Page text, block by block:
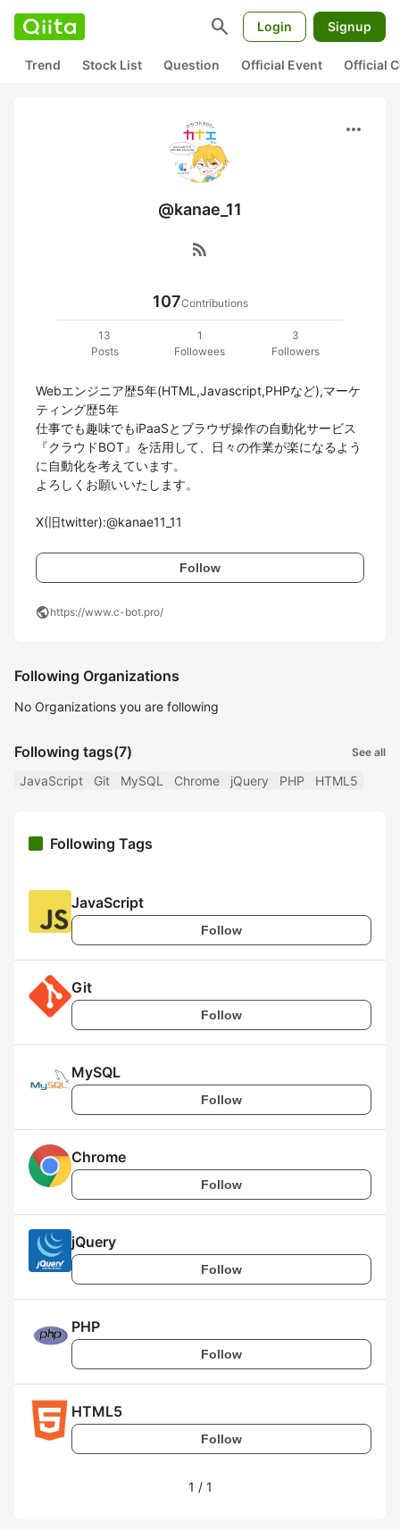
search Login Signup
Trend Stock List Question Official Event Official
more_horiz
@kanae_11
rss_feed
107Contributions
13
Posts
1
Followees
3
Followers
Webエンジニア歴5年(HTML,Javascript,PHPなど),マーケ
ティング歴5年
仕事でも趣味でもiPaaSとブラウザ操作の自動化サービス
『クラウドBOT』を活用して、日々の作業が楽になるよう
に自動化を考えています。
よろしくお願いいたします。
X(旧twitter):@kanae11_11
Follow
publichttps://www.c-bot.pro/
Following Organizations
No Organizations you are following
Following tags(7) See all
JavaScript Git MySQL Chrome jQuery PHP HTML5
Following Tags
JavaScript
Follow
Git
Follow
MySQL
Follow
Chrome
Follow
jQuery
Follow
PHP
Follow
HTML5
Follow
1 / 1